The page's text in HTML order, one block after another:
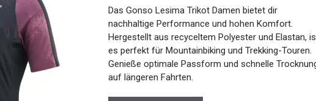
Das Gonso Lesima Trikot Damen bietet dir
nachhaltige Performance und hohen Komfort.
Hergestellt aus recyceltem Polyester und Elastan, ist
es perfekt für Mountainbiking und Trekking-Touren.
Genieße optimale Passform und schnelle Trocknung
auf längeren Fahrten.Jetzt anschauen